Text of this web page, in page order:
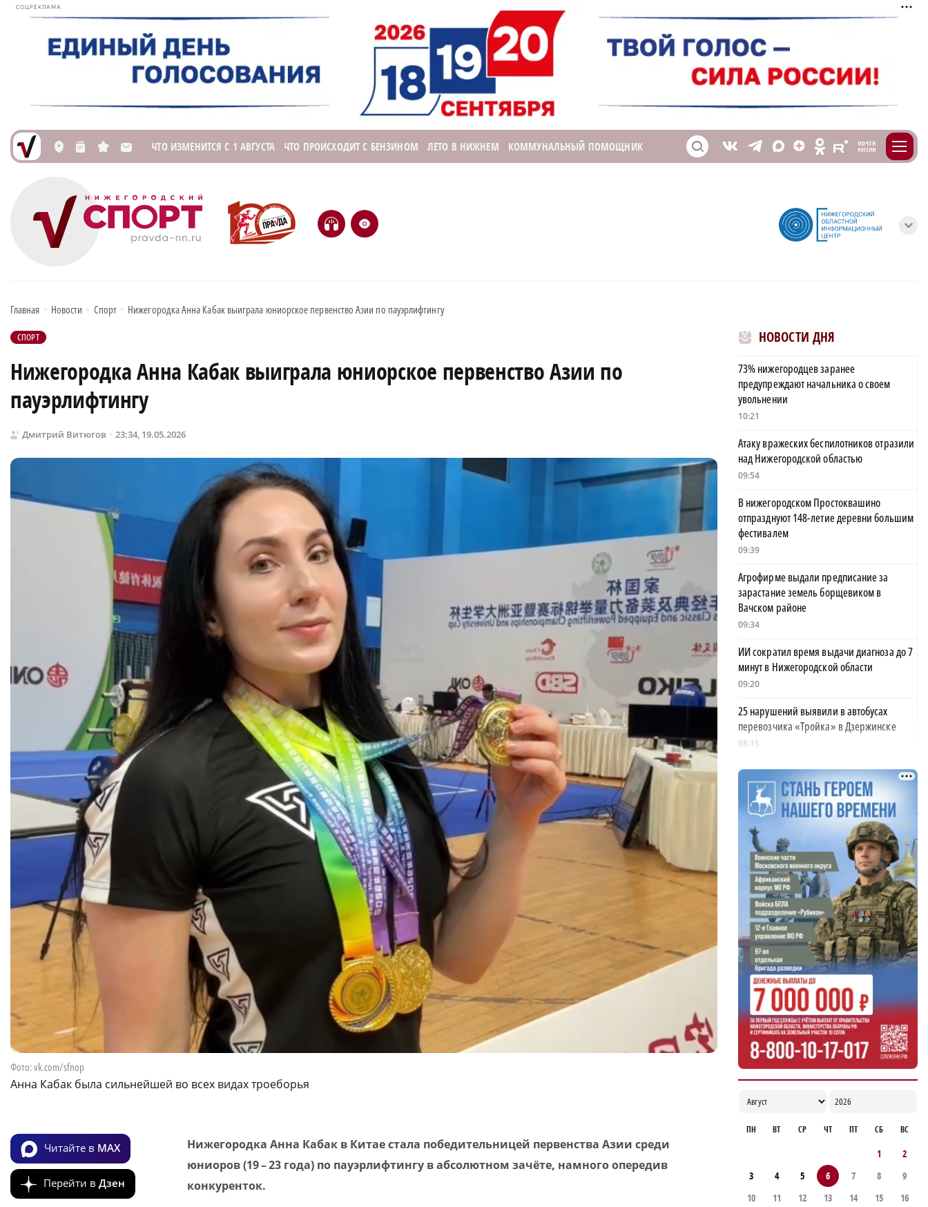
СОЦРЕКЛАМА
L n s M ЧТО ИЗМЕНИТСЯ С 1 АВГУСТА ЧТО ПРОИСХОДИТ С БЕНЗИНОМ ЛЕТО В НИЖНЕМ КОММУНАЛЬНЫЙ ПОМОЩНИК S V T X Z O E m
H e с
Главная • Новости • Спорт • Нижегородка Анна Кабак выиграла юниорское первенство Азии по пауэрлифтингу
СПОРТ
Нижегородка Анна Кабак выиграла юниорское первенство Азии по
пауэрлифтингу
Дмитрий Витюгов 23:34, 19.05.2026
Фото: vk.com/sfnop
Анна Кабак была сильнейшей во всех видах троеборья
Читайте в MAX
Перейти в Дзен
Нижегородка Анна Кабак в Китае стала победительницей первенства Азии среди
юниоров (19 – 23 года) по пауэрлифтингу в абсолютном зачёте, намного опередив
конкуренток.
НОВОСТИ ДНЯ
73% нижегородцев заранее
предупреждают начальника о своем
увольнении
10:21
Атаку вражеских беспилотников отразили
над Нижегородской областью
09:54
В нижегородском Простоквашино
отпразднуют 148-летие деревни большим
фестивалем
09:39
Агрофирме выдали предписание за
зарастание земель борщевиком в
Вачском районе
09:34
ИИ сократил время выдачи диагноза до 7
минут в Нижегородской области
09:20
25 нарушений выявили в автобусах
перевозчика «Тройка» в Дзержинске
08:15
Госдума изменила порядок расчета
компенсации за жилье при КРТ
07:46
Нижегородский аэропорт принимает и
отправляет рейсы по согласованию
07:31
Нижегородка пострадала на пожаре в
многоквартирном доме на улице Ильича
20:54
Работнику мясного цеха оторвало руку в
работающей фаршемешалке на
производстве
19:57
ПН ВТ СР ЧТ ПТ СБ ВС
1
2
3
4 5 6 7 8
9
10
11 12 13 14 15
16